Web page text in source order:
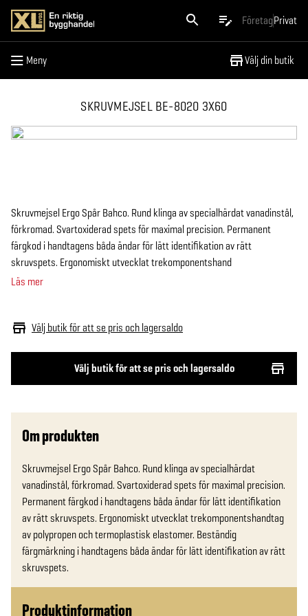
FöretagPrivat
Meny Välj din butik
Meny
SKRUVMEJSEL BE-8020 3X60
Välj butik för att se pris och lagersaldo
Välj butik för att se pris och lagersaldo
Skruvmejsel Ergo Spår Bahco. Rund klinga av specialhärdat vanadinstål,
förkromad. Svartoxiderad spets för maximal precision. Permanent
färgkod i handtagens båda ändar för lätt identifikation av rätt
skruvspets. Ergonomiskt utvecklat trekomponentshand
Läs mer
Om produkten
Skruvmejsel Ergo Spår Bahco. Rund klinga av specialhärdat
vanadinstål, förkromad. Svartoxiderad spets för maximal precision.
Permanent färgkod i handtagens båda ändar för lätt identifikation
av rätt skruvspets. Ergonomiskt utvecklat trekomponentshandtag
av polypropen och termoplastisk elastomer. Beständig
färgmärkning i handtagens båda ändar för lätt identifikation av rätt
skruvspets.
Produktinformation